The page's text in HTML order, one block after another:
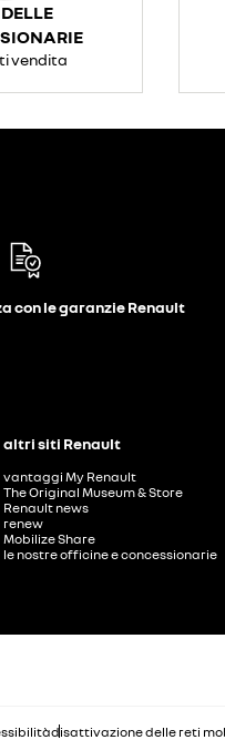
vendita
con le garanzie Renault
altri siti Renault
vantaggi My Renault
The Original Museum & Store
Renault news
renew
Mobilize Share
le nostre officine e concessionarie
disattivazione delle reti